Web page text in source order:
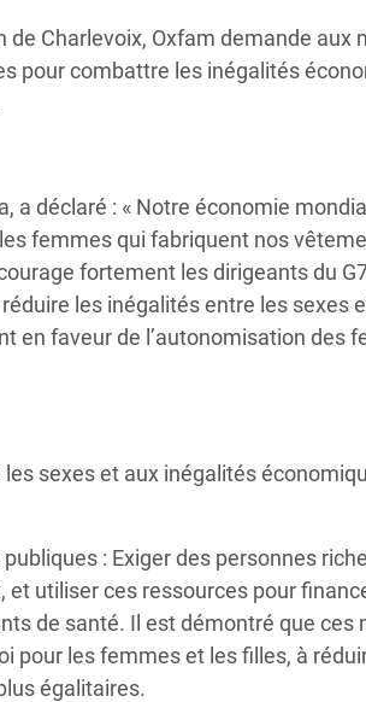
de
au
Charlevoix, Oxfam demande aux
pour combattre les inégalités
a déclaré : « Notre économie
femmes qui fabriquent nos
fortement les dirigeants du
les inégalités entre les sexes
en faveur de l’autonomisation des
sexes et aux inégalités
: Exiger des personnes
et utiliser ces ressources pour
de santé. Il est démontré que ces
pour les femmes et les filles, à
égalitaires.